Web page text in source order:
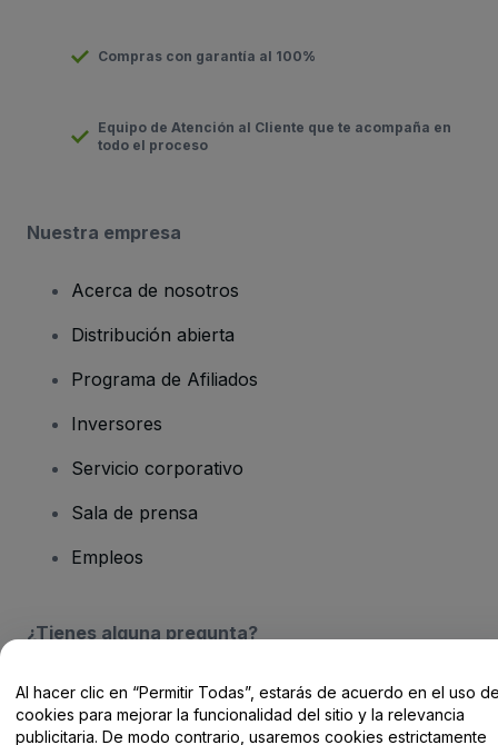
Compras con garantía al 100%
Equipo de Atención al Cliente que te acompaña en
todo el proceso
Nuestra empresa
Acerca de nosotros
Distribución abierta
Programa de Afiliados
Inversores
Servicio corporativo
Sala de prensa
Empleos
¿Tienes alguna pregunta?
Centro de Ayuda / Contacto
Al hacer clic en “Permitir Todas”, estarás de acuerdo en el uso
cookies para mejorar la funcionalidad del sitio y la relevancia
publicitaria. De modo contrario, usaremos cookies estrictamente